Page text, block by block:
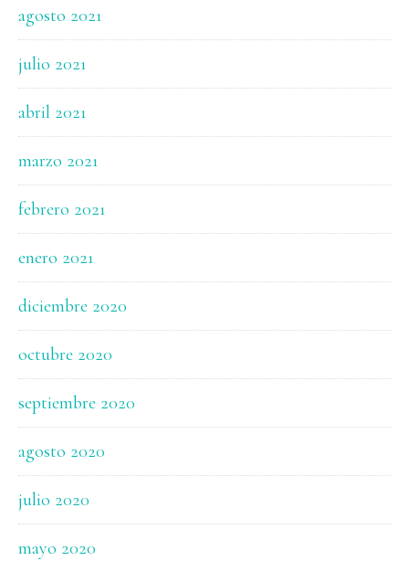
agosto 2021
julio 2021
abril 2021
marzo 2021
febrero 2021
enero 2021
diciembre 2020
octubre 2020
septiembre 2020
agosto 2020
julio 2020
mayo 2020